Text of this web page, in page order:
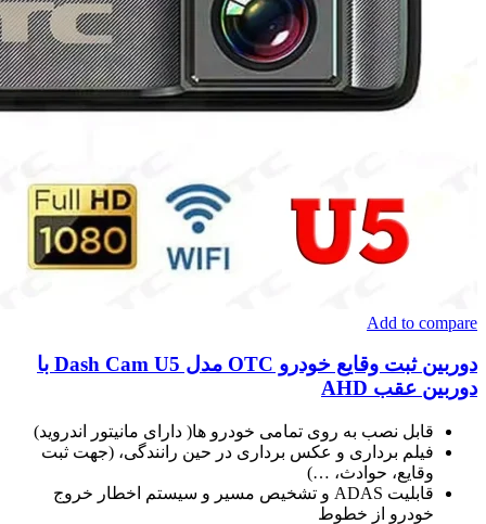
Add to compare
دوربین ثبت وقایع خودرو OTC مدل Dash Cam U5 با
دوربین عقب AHD
قابل نصب به روی تمامی خودرو ها( دارای مانیتور اندروید)
فیلم برداری و عکس برداری در حین رانندگی، (جهت ثبت
وقایع، حوادث، …)
قابلیت ADAS و تشخیص مسیر و سیستم اخطار خروج
خودرو از خطوط